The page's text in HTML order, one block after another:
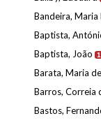
Bandeira, Maria
Baptista,
Baptista, João
Barata, Maria
Barros, Correia
Bastos,